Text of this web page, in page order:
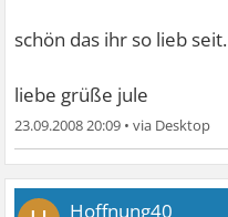
schön das ihr so lieb seit.
liebe grüße jule
23.09.2008 20:09 •
Hoffnung40